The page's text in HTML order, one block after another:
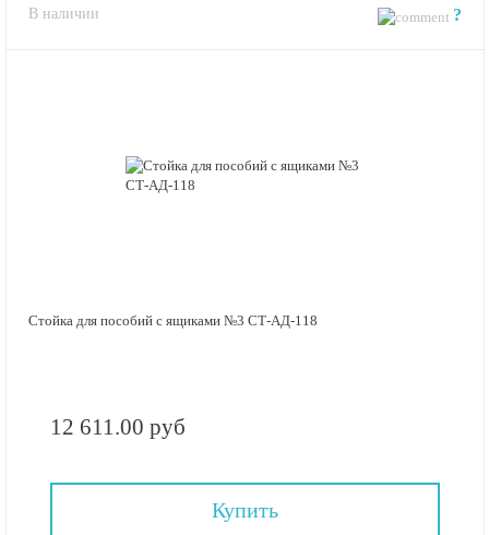
В наличии ?
Стойка для пособий с ящиками №3 СТ-АД-118
12 611.00 руб
Купить